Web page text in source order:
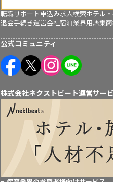
転職サポート申込み求人検索ホテル
退会手続き運営会社宿泊業界用語集
公式コミュニティ
株式会社ネクストビート運営サー